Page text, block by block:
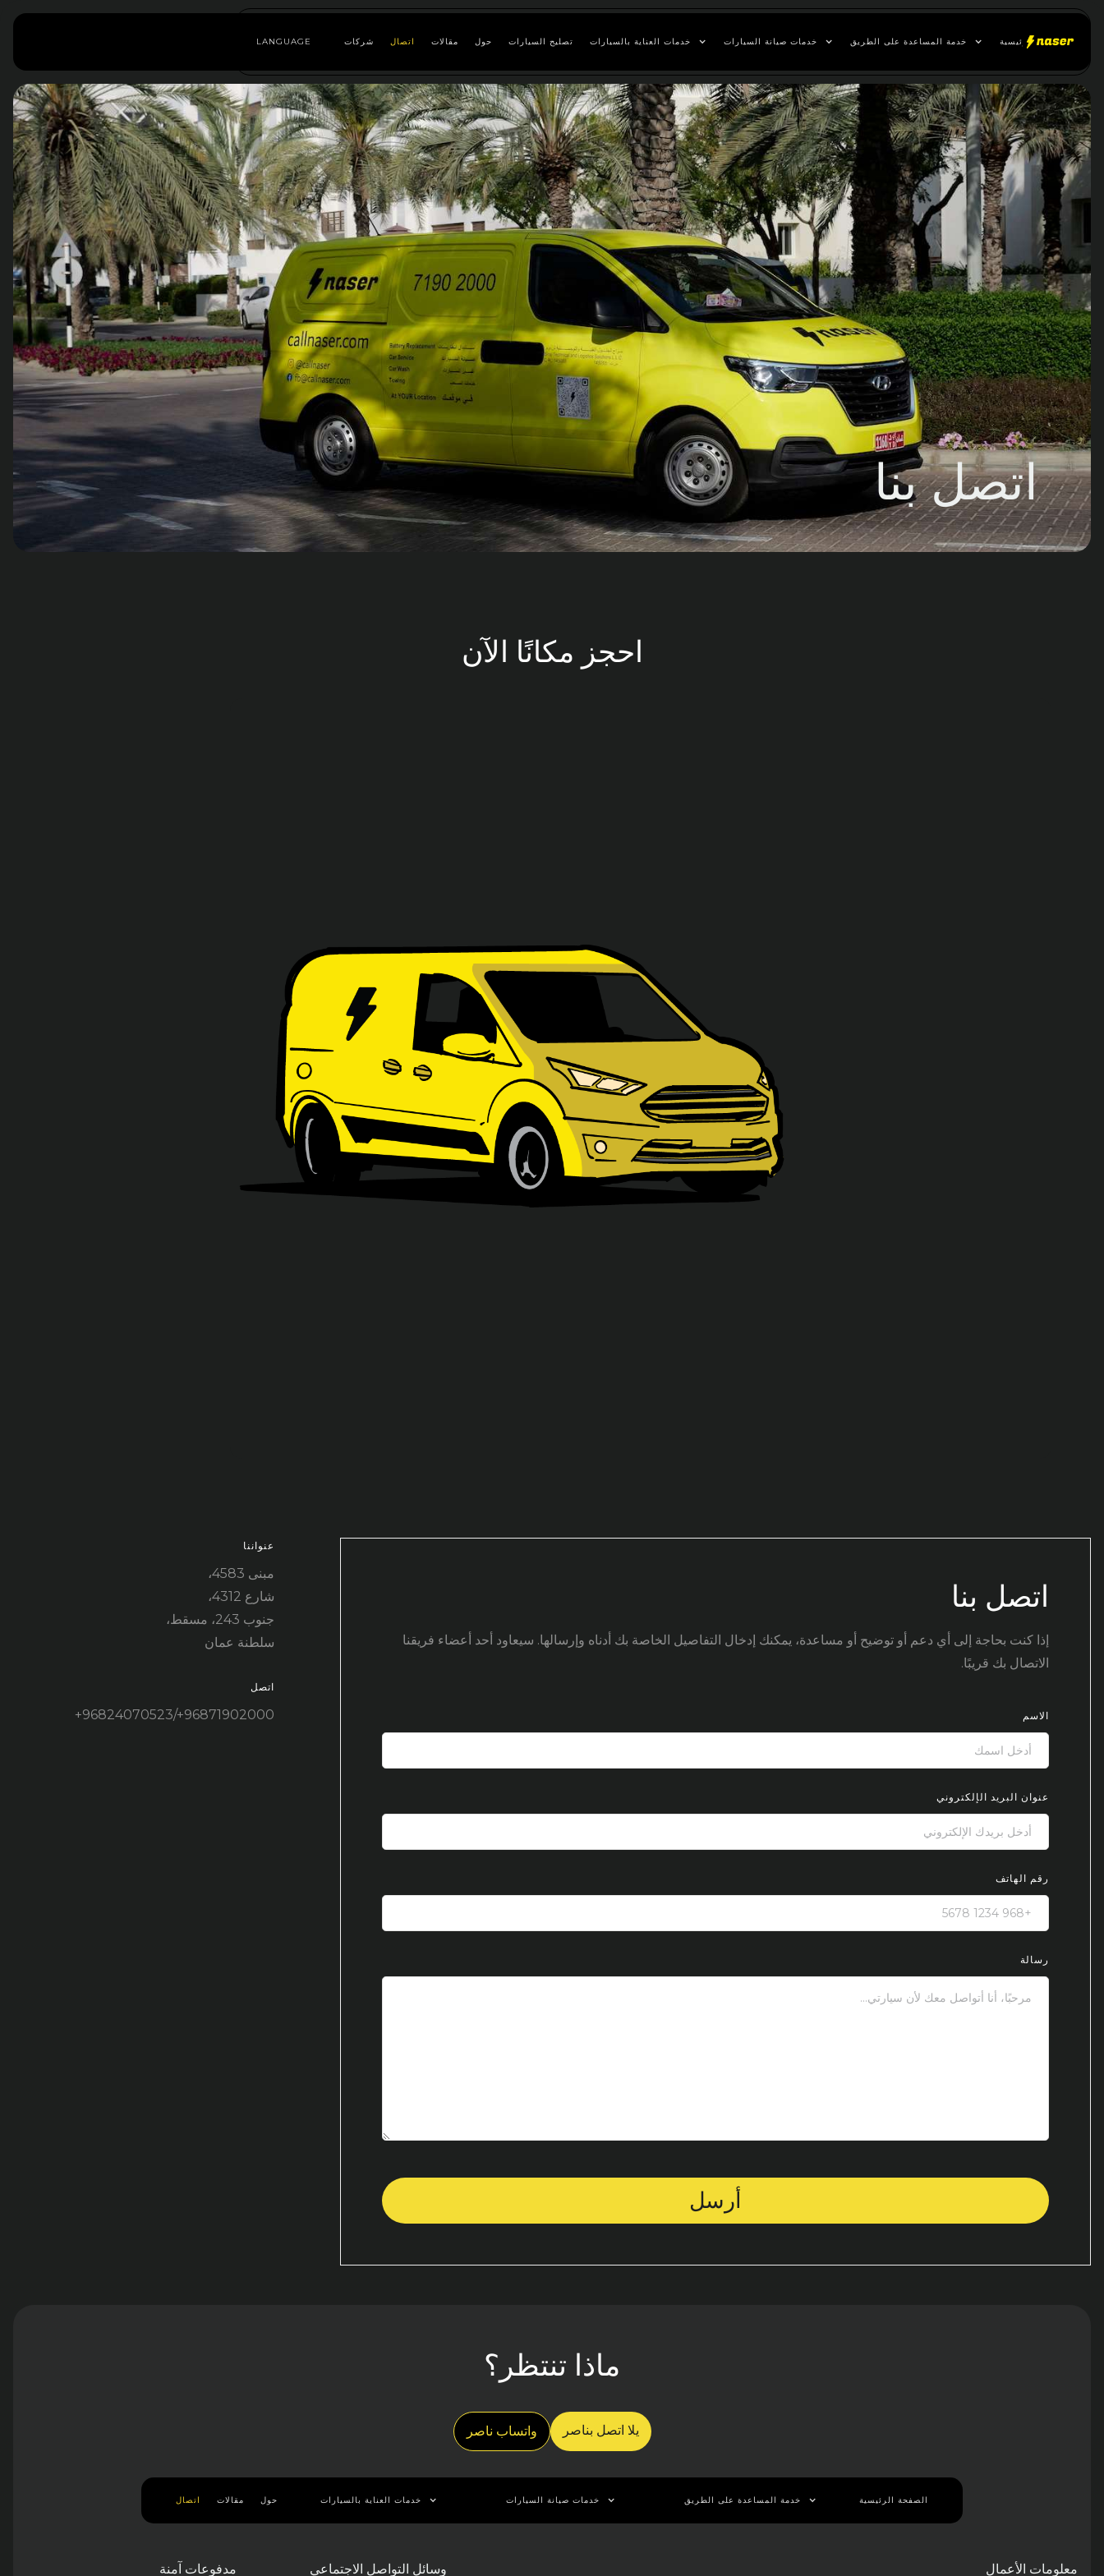
الصفحة الرئيسية خدمة المساعدة على الطريق خدمات صيانة السيارات خدمات العناية بالسيارات تصليح السيارات حول مقالات اتصال شركات LANGUAGE
اتصل بنا
احجز مكانًا الآن
اتصل بنا
إذا كنت بحاجة إلى أي دعم أو توضيح أو مساعدة، يمكنك إدخال التفاصيل الخاصة بك أدناه وإرسالها. سيعاود أحد أعضاء فريقنا
الاتصال بك قريبًا.
الاسم
عنوان البريد الإلكتروني
رقم الهاتف
رسالة
عنواننا
مبنى 4583،
شارع 4312،
جنوب 243، مسقط،
سلطنة عمان
اتصل
96871902000+/96824070523+
ماذا تنتظر؟
يلا اتصل بناصر واتساب ناصر
الصفحة الرئيسية خدمة المساعدة على الطريق خدمات صيانة السيارات خدمات العناية بالسيارات حول مقالات اتصال
معلومات الأعمال وسائل التواصل الاجتماعي مدفوعات آمنة